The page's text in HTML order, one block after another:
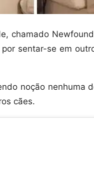
chamado
sentar-se em
noção nenhuma
cães.